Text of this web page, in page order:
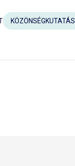
KÖZÖNSÉGKUTATÁS